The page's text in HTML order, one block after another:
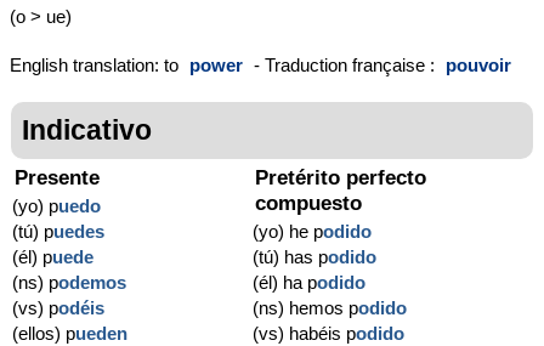
(o > ue)
English translation: to power - Traduction française : pouvoir
Indicativo
Presente
(yo) puedo
(tú) puedes
(él) puede
(ns) podemos
(vs) podéis
(ellos) pueden
Pretérito perfecto
compuesto
(yo) he podido
(tú) has podido
(él) ha podido
(ns) hemos podido
(vs) habéis podido